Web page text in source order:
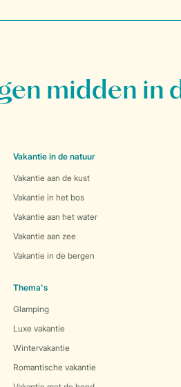
midden in
Vakantie in de natuur
Vakantie aan de kust
Vakantie in het bos
Vakantie aan het water
Vakantie aan zee
Vakantie in de bergen
Thema's
Glamping
Luxe vakantie
Wintervakantie
Romantische vakantie